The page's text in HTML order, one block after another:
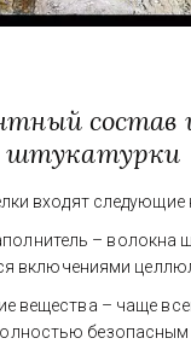
состав
штукатурки
входят
– волокна
включениями
вещества – чаще
безопасным